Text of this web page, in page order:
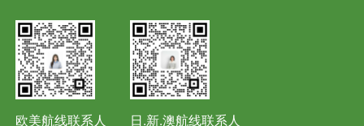
欧美航线联系人 日.新.澳航线联系人